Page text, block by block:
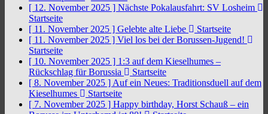
[ 12. November 2025 ] Nächste Pokalausfahrt: SV Losheim
Startseite
[ 11. November 2025 ] Gelebte alte Liebe
Startseite
[ 11. November 2025 ] Viel los bei der Borussen-Jugend!
Startseite
[ 10. November 2025 ] 1:3 auf dem Kieselhumes –
Rückschlag für Borussia
Startseite
[ 8. November 2025 ] Auf ein Neues: Traditionsduell auf dem
Kieselhumes
Startseite
[ 7. November 2025 ] Happy birthday, Horst Schauß – ein